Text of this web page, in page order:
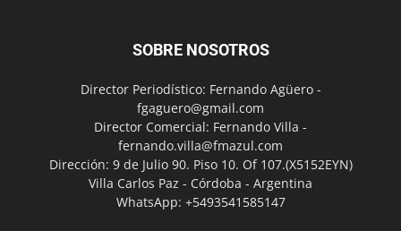
SOBRE NOSOTROS
Director Periodístico: Fernando Agüero -
fgaguero@gmail.com
Director Comercial: Fernando Villa -
fernando.villa@fmazul.com
Dirección: 9 de Julio 90. Piso 10. Of 107.(X5152EYN)
Villa Carlos Paz - Córdoba - Argentina
WhatsApp: +5493541585147